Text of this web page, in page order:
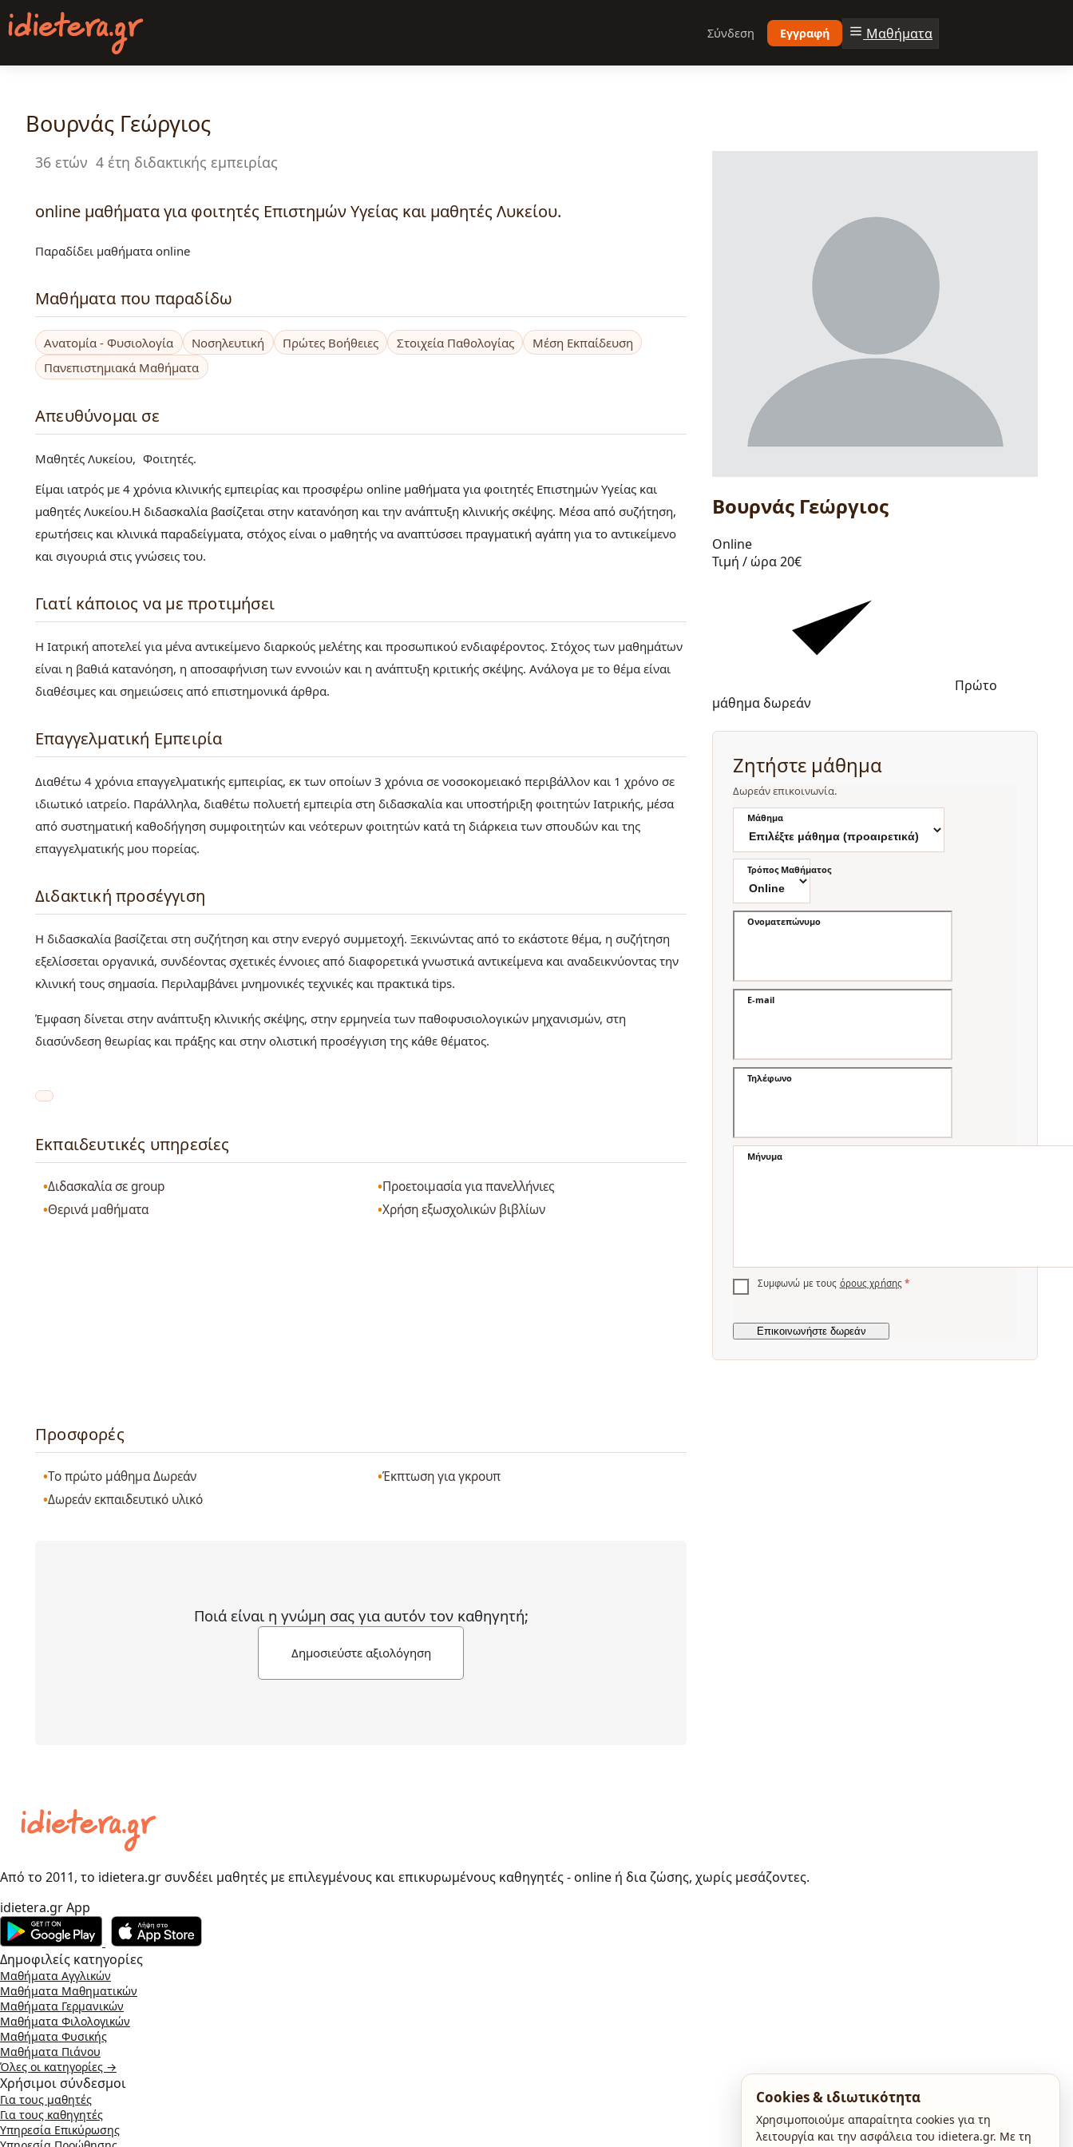
Παράκαμψη
προς
κυρίως
Σύνδεση Εγγραφή Μαθήματα
Βουρνάς Γεώργιος
36 ετών 4 έτη διδακτικής εμπειρίας
online μαθήματα για φοιτητές Επιστημών Υγείας και μαθητές Λυκείου.
Παραδίδει μαθήματα online
Μαθήματα που παραδίδω
Ανατομία - Φυσιολογία Νοσηλευτική Πρώτες Βοήθειες Στοιχεία Παθολογίας
Μέση Εκπαίδευση
Πανεπιστημιακά Μαθήματα
Απευθύνομαι σε
Μαθητές Λυκείου
Φοιτητές
Είμαι ιατρός με 4 χρόνια κλινικής εμπειρίας και προσφέρω online μαθήματα για φοιτητές Επιστημών Υγείας και
μαθητές Λυκείου.Η διδασκαλία βασίζεται στην κατανόηση και την ανάπτυξη κλινικής σκέψης. Μέσα από συζήτηση,
ερωτήσεις και κλινικά παραδείγματα, στόχος είναι ο μαθητής να αναπτύσσει πραγματική αγάπη για το αντικείμενο
και σιγουριά στις γνώσεις του.
Γιατί κάποιος να με προτιμήσει
Η Ιατρική αποτελεί για μένα αντικείμενο διαρκούς μελέτης και προσωπικού ενδιαφέροντος. Στόχος των μαθημάτων
είναι η βαθιά κατανόηση, η αποσαφήνιση των εννοιών και η ανάπτυξη κριτικής σκέψης. Ανάλογα με το θέμα είναι
διαθέσιμες και σημειώσεις από επιστημονικά άρθρα.
Επαγγελματική Εμπειρία
Διαθέτω 4 χρόνια επαγγελματικής εμπειρίας, εκ των οποίων 3 χρόνια σε νοσοκομειακό περιβάλλον και 1 χρόνο σε
ιδιωτικό ιατρείο. Παράλληλα, διαθέτω πολυετή εμπειρία στη διδασκαλία και υποστήριξη φοιτητών Ιατρικής, μέσα
από συστηματική καθοδήγηση συμφοιτητών και νεότερων φοιτητών κατά τη διάρκεια των σπουδών και της
επαγγελματικής μου πορείας.
Διδακτική προσέγγιση
Η διδασκαλία βασίζεται στη συζήτηση και στην ενεργό συμμετοχή. Ξεκινώντας από το εκάστοτε θέμα, η συζήτηση
εξελίσσεται οργανικά, συνδέοντας σχετικές έννοιες από διαφορετικά γνωστικά αντικείμενα και αναδεικνύοντας την
κλινική τους σημασία. Περιλαμβάνει μνημονικές τεχνικές και πρακτικά tips.
Έμφαση δίνεται στην ανάπτυξη κλινικής σκέψης, στην ερμηνεία των παθοφυσιολογικών μηχανισμών, στη
διασύνδεση θεωρίας και πράξης και στην ολιστική προσέγγιση της κάθε θέματος.
Εκπαιδευτικές υπηρεσίες
Διδασκαλία σε group
Προετοιμασία για πανελλήνιες
Θερινά μαθήματα
Χρήση εξωσχολικών βιβλίων
Προσφορές
Το πρώτο μάθημα Δωρεάν
Έκπτωση για γκρουπ
Δωρεάν εκπαιδευτικό υλικό
Ποιά είναι η γνώμη σας για αυτόν τον καθηγητή;
Δημοσιεύστε αξιολόγηση
Βουρνάς Γεώργιος
Online
Τιμή / ώρα20€
Πρώτο
μάθημα δωρεάν
Ζητήστε μάθημα
Δωρεάν επικοινωνία.
Μάθημα
Τρόπος Μαθήματος
Ονοματεπώνυμο
E-mail
Τηλέφωνο
Μήνυμα
Συμφωνώ με τους όρους χρήσης *
Από το 2011, το idietera.gr συνδέει μαθητές με επιλεγμένους και επικυρωμένους καθηγητές - online ή δια ζώσης, χωρίς μεσάζοντες.
idietera.gr App
Δημοφιλείς κατηγορίες
Μαθήματα Αγγλικών
Μαθήματα Μαθηματικών
Μαθήματα Γερμανικών
Μαθήματα Φιλολογικών
Μαθήματα Φυσικής
Μαθήματα Πιάνου
Όλες οι κατηγορίες →
Χρήσιμοι σύνδεσμοι
Για τους μαθητές
Για τους καθηγητές
Υπηρεσία Επικύρωσης
Cookies & ιδιωτικότητα
Χρησιμοποιούμε απαραίτητα cookies για τη
λειτουργία και την ασφάλεια του idietera.gr. Με τη